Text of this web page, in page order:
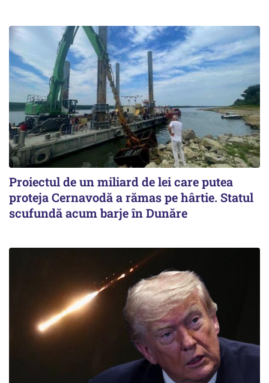
Proiectul de un miliard de lei care putea
proteja Cernavodă a rămas pe hârtie. Statul
scufundă acum barje în Dunăre